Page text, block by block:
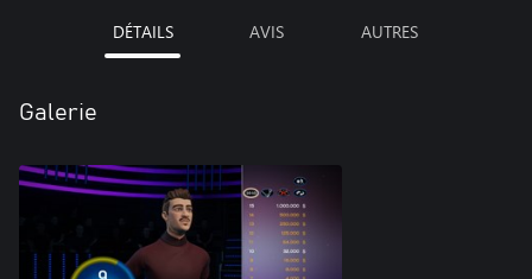
DÉTAILS AVIS AUTRES
Galerie